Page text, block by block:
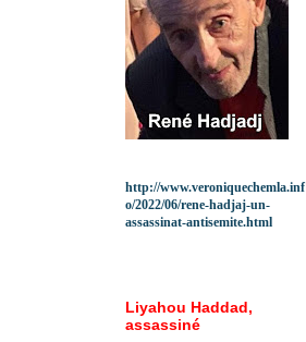
http://www.veroniquechemla.inf
o/2022/06/rene-hadjaj-un-
assassinat-antisemite.html
Liyahou Haddad,
assassiné